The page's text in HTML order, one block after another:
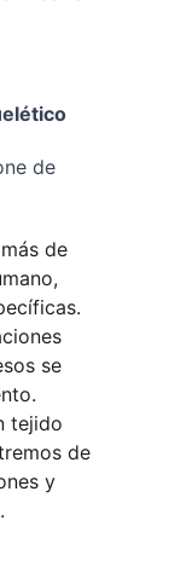
de
de
se
tejido
de
y